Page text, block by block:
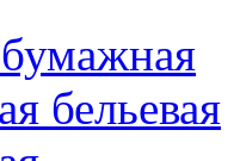
бельевая